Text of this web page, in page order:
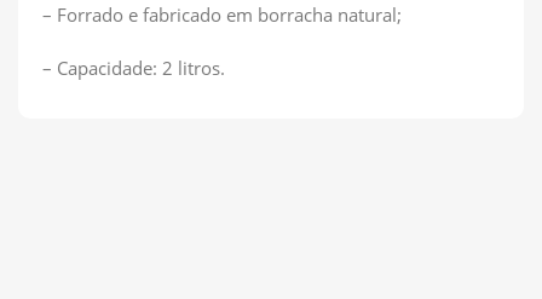
– Forrado e fabricado em borracha natural;
– Capacidade: 2 litros.